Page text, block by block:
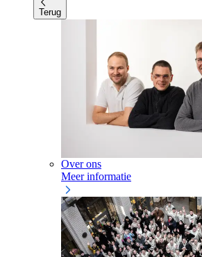
Terug
Over ons
Meer informatie